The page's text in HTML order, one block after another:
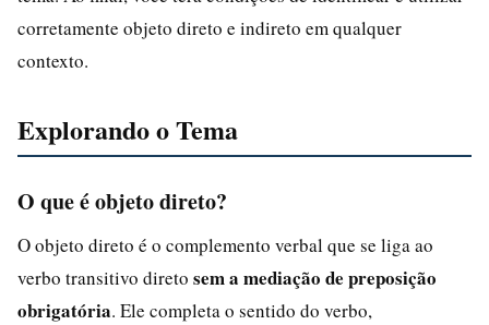
corretamente objeto direto e indireto em qualquer
contexto.
Explorando o Tema
O que é objeto direto?
O objeto direto é o complemento verbal que se liga ao
verbo transitivo direto sem a mediação de preposição
obrigatória. Ele completa o sentido do verbo,